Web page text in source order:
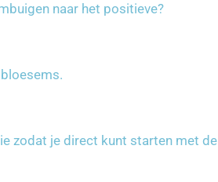
naar het positieve?
zodat je direct kunt starten met de